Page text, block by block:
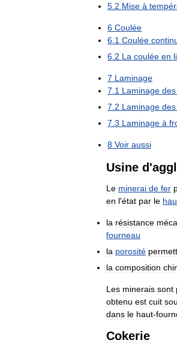
5 2 Mise à
6 Coulée
6 1 Coulée
6 2 La coulée en
7 Laminage
7 1 Laminage des
7 2 Laminage des
7 3 Laminage à
8 Voir aussi
Usine d'
Le minerai de fer
en l'état par le
la résistance
fourneau
la porosité
la composition
Les minerais sont
obtenu est cuit
dans le haut-
Cokerie